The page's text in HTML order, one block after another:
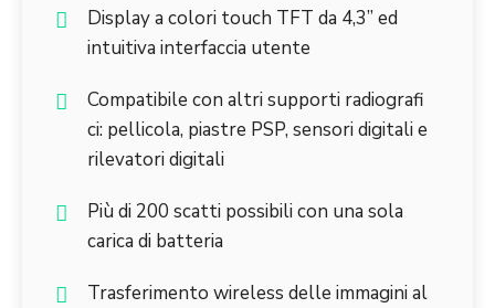
Display a colori touch TFT da 4,3” ed
intuitiva interfaccia utente
Compatibile con altri supporti radiografi
ci: pellicola, piastre PSP, sensori digitali e
rilevatori digitali
Più di 200 scatti possibili con una sola
carica di batteria
Trasferimento wireless delle immagini al